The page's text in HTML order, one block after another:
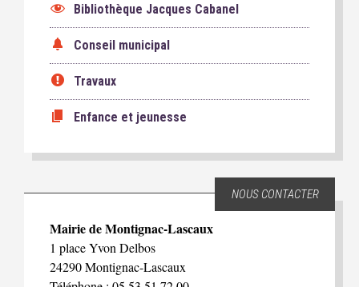
Bibliothèque Jacques Cabanel
Conseil municipal
Travaux
Enfance et jeunesse
NOUS CONTACTER
Mairie de Montignac-Lascaux
1 place Yvon Delbos
24290 Montignac-Lascaux